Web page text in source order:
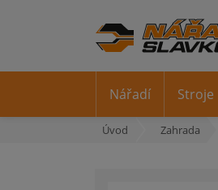
Úvod Zahrada
Nářadí Stroje